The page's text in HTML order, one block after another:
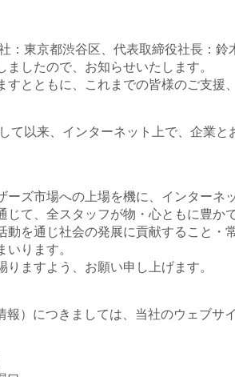
：東京都渋谷区、代表取締役社長：
したので、お知らせいたします。
とともに、これまでの皆様のご支援
て以来、インターネット上で、企業
ズ市場への上場を機に、インターネ
じて、全スタッフが物・心ともに豊か
を通じ社会の発展に貢献すること・
ります。
ますよう、お願い申し上げます。
）につきましては、当社のウェブサ